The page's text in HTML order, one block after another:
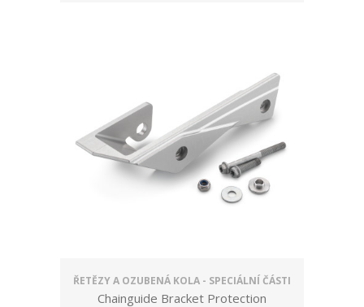
ŘETĚZY A OZUBENÁ KOLA - SPECIÁLNÍ ČÁSTI
Chainguide Bracket Protection